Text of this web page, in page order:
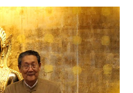
學習分享